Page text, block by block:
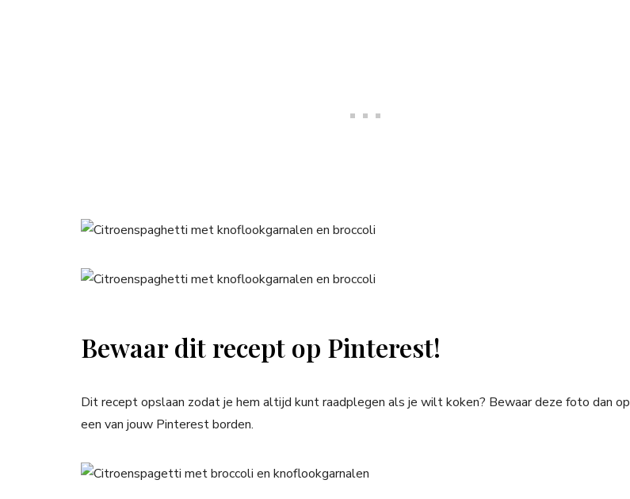
Bewaar dit recept op Pinterest!
Dit recept opslaan zodat je hem altijd kunt raadplegen als je wilt koken? Bewaar deze foto dan op
een van jouw Pinterest borden.